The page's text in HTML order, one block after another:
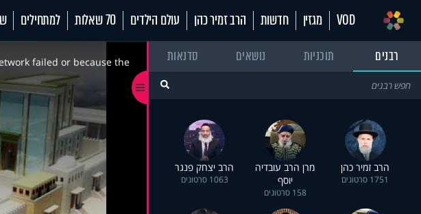
VOD מגזין חדשות הרב זמיר כהן עולם הילדים 70 שאלות למתחילים
רבנים
תוכניות נושאים סדנאות
הרב זמיר כהן
1751 סרטונים
מרן הרב עובדיה
יוסף
158 סרטונים
הרב יצחק פנגר
1063 סרטונים
failed or because the